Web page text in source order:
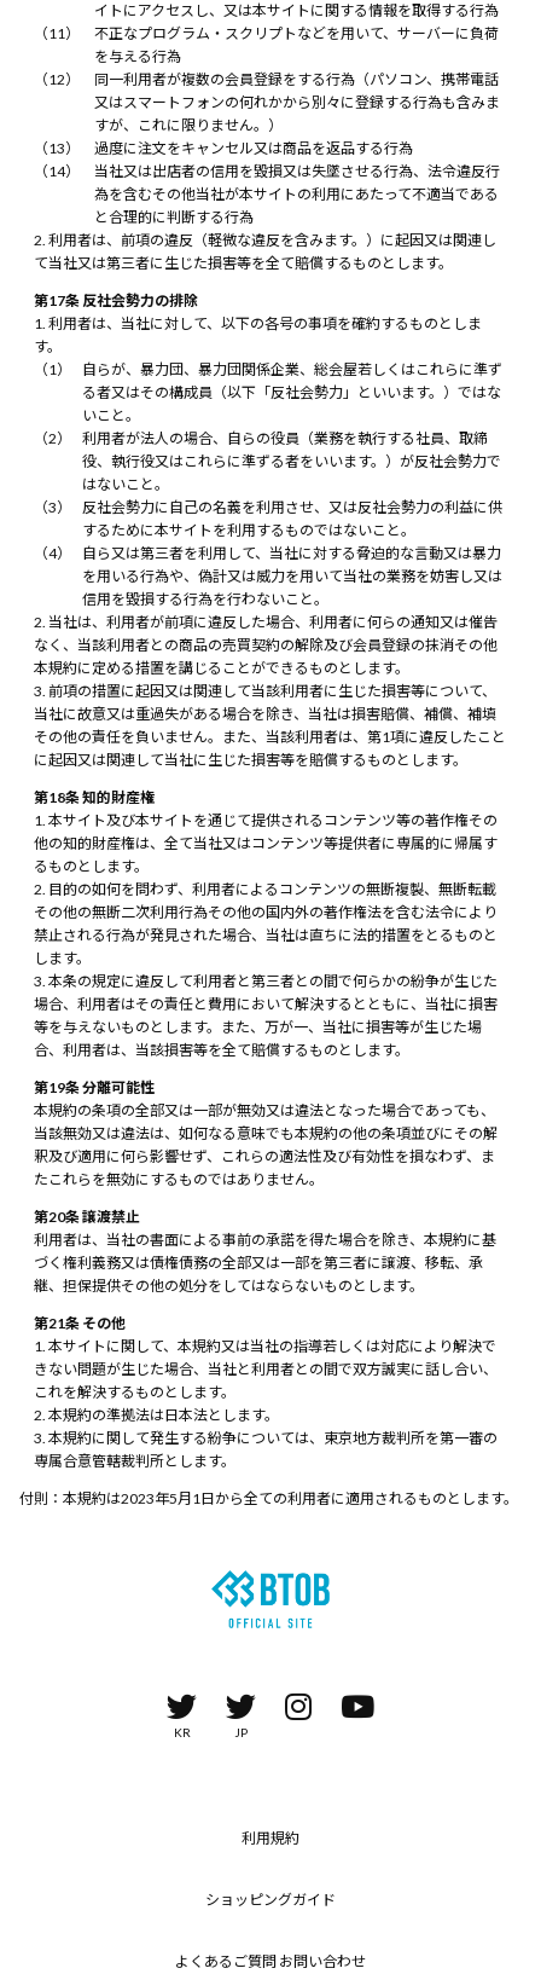
イトにアクセスし、又は本サイトに関する情報を取得する行為
不正なプログラム・スクリプトなどを用いて、サーバーに負荷
を与える行為
同一利用者が複数の会員登録をする行為（パソコン、携帯電話
又はスマートフォンの何れかから別々に登録する行為も含みま
すが、これに限りません。）
過度に注文をキャンセル又は商品を返品する行為
当社又は出店者の信用を毀損又は失墜させる行為、法令違反行
為を含むその他当社が本サイトの利用にあたって不適当である
と合理的に判断する行為
利用者は、前項の違反（軽微な違反を含みます。）に起因又は関連し
て当社又は第三者に生じた損害等を全て賠償するものとします。
第17条 反社会勢力の排除
利用者は、当社に対して、以下の各号の事項を確約するものとしま
す。
自らが、暴力団、暴力団関係企業、総会屋若しくはこれらに準ず
る者又はその構成員（以下「反社会勢力」といいます。）ではな
いこと。
利用者が法人の場合、自らの役員（業務を執行する社員、取締
役、執行役又はこれらに準ずる者をいいます。）が反社会勢力で
はないこと。
反社会勢力に自己の名義を利用させ、又は反社会勢力の利益に供
するために本サイトを利用するものではないこと。
自ら又は第三者を利用して、当社に対する脅迫的な言動又は暴力
を用いる行為や、偽計又は威力を用いて当社の業務を妨害し又は
信用を毀損する行為を行わないこと。
当社は、利用者が前項に違反した場合、利用者に何らの通知又は催告
なく、当該利用者との商品の売買契約の解除及び会員登録の抹消その他
本規約に定める措置を講じることができるものとします。
前項の措置に起因又は関連して当該利用者に生じた損害等について、
当社に故意又は重過失がある場合を除き、当社は損害賠償、補償、補填
その他の責任を負いません。また、当該利用者は、第1項に違反したこと
に起因又は関連して当社に生じた損害等を賠償するものとします。
第18条 知的財産権
本サイト及び本サイトを通じて提供されるコンテンツ等の著作権その
他の知的財産権は、全て当社又はコンテンツ等提供者に専属的に帰属す
るものとします。
目的の如何を問わず、利用者によるコンテンツの無断複製、無断転載
その他の無断二次利用行為その他の国内外の著作権法を含む法令により
禁止される行為が発見された場合、当社は直ちに法的措置をとるものと
します。
本条の規定に違反して利用者と第三者との間で何らかの紛争が生じた
場合、利用者はその責任と費用において解決するとともに、当社に損害
等を与えないものとします。また、万が一、当社に損害等が生じた場
合、利用者は、当該損害等を全て賠償するものとします。
第19条 分離可能性
本規約の条項の全部又は一部が無効又は違法となった場合であっても、
当該無効又は違法は、如何なる意味でも本規約の他の条項並びにその解
釈及び適用に何ら影響せず、これらの適法性及び有効性を損なわず、ま
たこれらを無効にするものではありません。
第20条 譲渡禁止
利用者は、当社の書面による事前の承諾を得た場合を除き、本規約に基
づく権利義務又は債権債務の全部又は一部を第三者に譲渡、移転、承
継、担保提供その他の処分をしてはならないものとします。
第21条 その他
本サイトに関して、本規約又は当社の指導若しくは対応により解決で
きない問題が生じた場合、当社と利用者との間で双方誠実に話し合い、
これを解決するものとします。
本規約の準拠法は日本法とします。
本規約に関して発生する紛争については、東京地方裁判所を第一審の
専属合意管轄裁判所とします。
付則：本規約は2023年5月1日から全ての利用者に適用されるものとします。
KR JP
利用規約
ショッピングガイド
よくあるご質問 お問い合わせ